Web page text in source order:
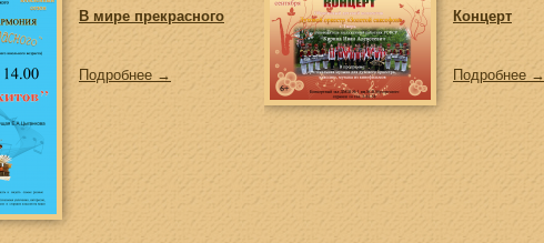
В мире прекрасного
Подробнее →
Концерт
Подробнее →